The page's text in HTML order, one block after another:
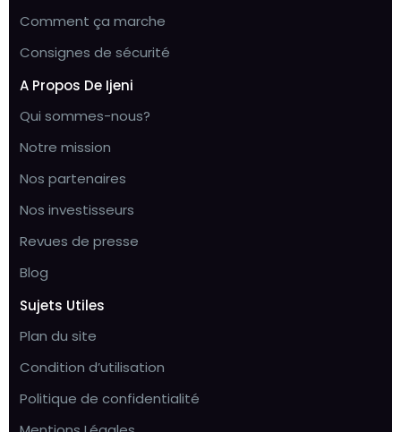
Comment ça marche
Consignes de sécurité
A Propos De Ijeni
Qui sommes-nous?
Notre mission
Nos partenaires
Nos investisseurs
Revues de presse
Blog
Sujets Utiles
Plan du site
Condition d’utilisation
Politique de confidentialité